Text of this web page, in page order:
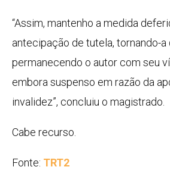
“Assim, mantenho a medida
antecipação de tutela, tornando-a
permanecendo o autor com seu
embora suspenso em razão da
invalidez”, concluiu o magistrado.
Cabe recurso.
Fonte: TRT2